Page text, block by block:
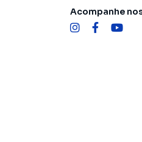
Acompanhe